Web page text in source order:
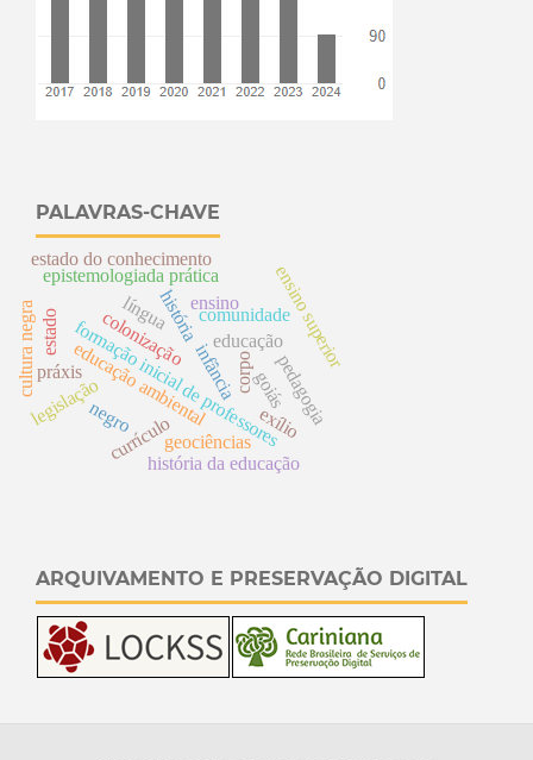
PALAVRAS-CHAVE
infância
história
corpo
formação inicial de professores
geociências
educação ambientaleducação
comunidade
colonização
estado
negro
história da educação
goiás
epistemologiada prática ensino superior
estado do conhecimento
legislação pedagogia
ensino
currículo exílio
práxis
cultura negra língua
ARQUIVAMENTO E PRESERVAÇÃO DIGITAL